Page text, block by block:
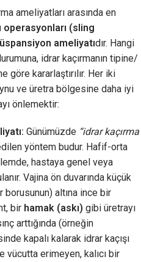
ameliyatları arasında en
operasyonları (sling
ameliyatıdır. Hangi
idrar kaçırmanın tipine/
göre kararlaştırılır. Her iki
ve üretra bölgesine daha iyi
önlemektir:
Günümüzde “idrar kaçırma
yöntem budur. Hafif-orta
hastaya genel veya
Vajina ön duvarında küçük
borusunun) altına ince bir
bir hamak (askı) gibi üretrayı
arttığında (örneğin
kapalı kalarak idrar kaçışı
vücutta erimeyen, kalıcı bir